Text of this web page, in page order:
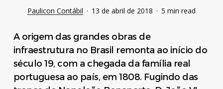
Paulicon Contábil 13 de abril de 2018 5 min read
A origem das grandes obras de
infraestrutura no Brasil remonta ao início do
século 19, com a chegada da família real
portuguesa ao país, em 1808. Fugindo das